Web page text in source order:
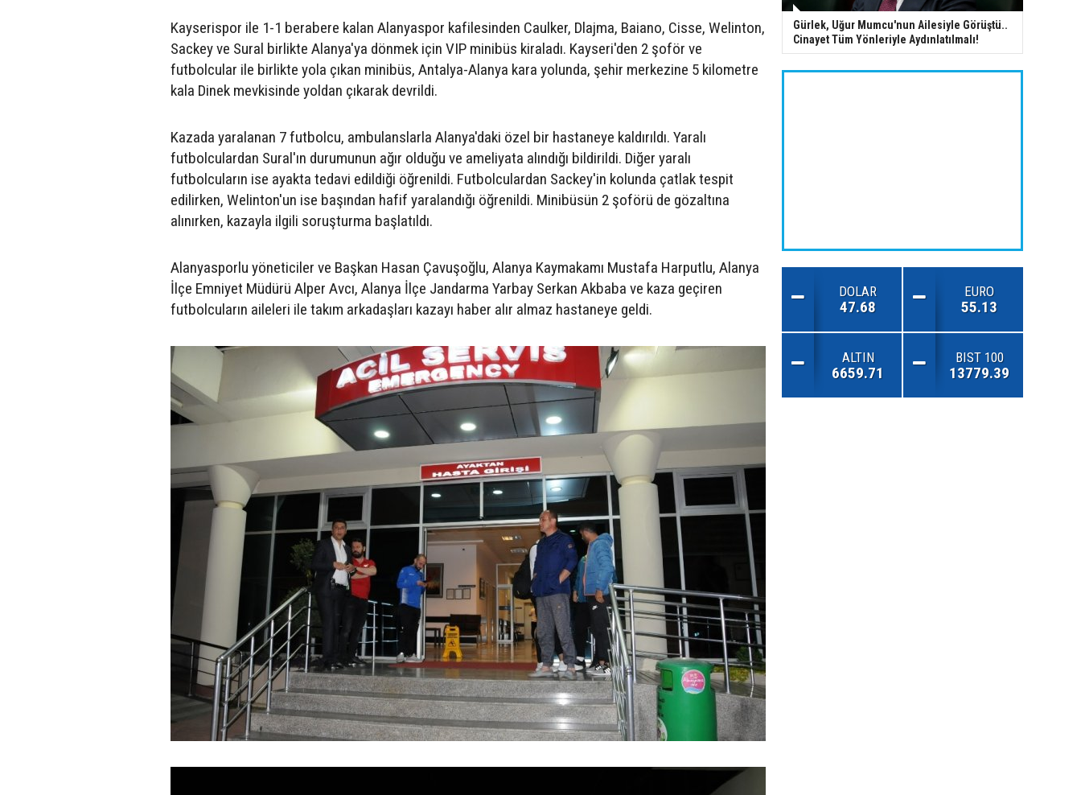
Kayserispor ile 1-1 berabere kalan Alanyaspor kafilesinden Caulker, Dlajma, Baiano, Cisse, Welinton,
Sackey ve Sural birlikte Alanya'ya dönmek için VIP minibüs kiraladı. Kayseri'den 2 şoför ve
futbolcular ile birlikte yola çıkan minibüs, Antalya-Alanya kara yolunda, şehir merkezine 5 kilometre
kala Dinek mevkisinde yoldan çıkarak devrildi.
Kazada yaralanan 7 futbolcu, ambulanslarla Alanya'daki özel bir hastaneye kaldırıldı. Yaralı
futbolculardan Sural'ın durumunun ağır olduğu ve ameliyata alındığı bildirildi. Diğer yaralı
futbolcuların ise ayakta tedavi edildiği öğrenildi. Futbolculardan Sackey'in kolunda çatlak tespit
edilirken, Welinton'un ise başından hafif yaralandığı öğrenildi. Minibüsün 2 şoförü de gözaltına
alınırken, kazayla ilgili soruşturma başlatıldı.
Alanyasporlu yöneticiler ve Başkan Hasan Çavuşoğlu, Alanya Kaymakamı Mustafa Harputlu, Alanya
İlçe Emniyet Müdürü Alper Avcı, Alanya İlçe Jandarma Yarbay Serkan Akbaba ve kaza geçiren
futbolcuların aileleri ile takım arkadaşları kazayı haber alır almaz hastaneye geldi.
Gürlek, Uğur Mumcu'nun Ailesiyle Görüştü..
Cinayet Tüm Yönleriyle Aydınlatılmalı!
DOLAR
47.68
EURO
55.13
ALTIN
6659.71
BIST 100
13779.39